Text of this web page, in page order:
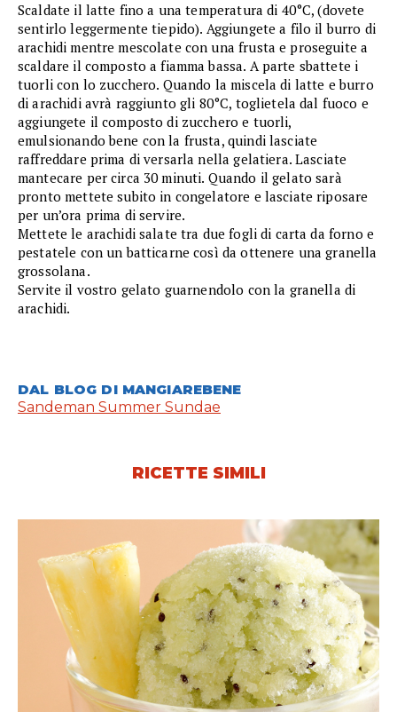
Scaldate il latte fino a una temperatura di 40°C, (dovete
sentirlo leggermente tiepido). Aggiungete a filo il burro di
arachidi mentre mescolate con una frusta e proseguite a
scaldare il composto a fiamma bassa. A parte sbattete i
tuorli con lo zucchero. Quando la miscela di latte e burro
di arachidi avrà raggiunto gli 80°C, toglietela dal fuoco e
aggiungete il composto di zucchero e tuorli,
emulsionando bene con la frusta, quindi lasciate
raffreddare prima di versarla nella gelatiera. Lasciate
mantecare per circa 30 minuti. Quando il gelato sarà
pronto mettete subito in congelatore e lasciate riposare
per un’ora prima di servire.
Mettete le arachidi salate tra due fogli di carta da forno e
pestatele con un batticarne così da ottenere una granella
grossolana.
Servite il vostro gelato guarnendolo con la granella di
arachidi.
DAL BLOG DI MANGIAREBENE
Sandeman Summer Sundae
RICETTE SIMILI